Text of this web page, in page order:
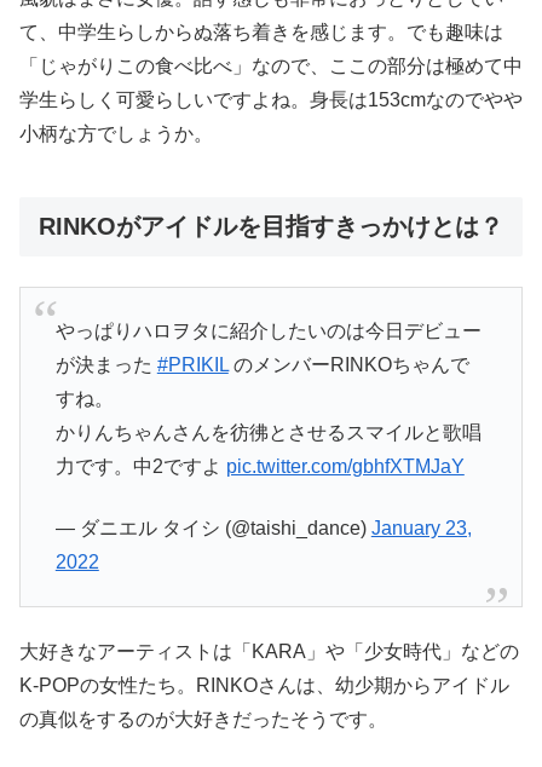
て、中学生らしからぬ落ち着きを感じます。でも趣味は
「じゃがりこの食べ比べ」なので、ここの部分は極めて中
学生らしく可愛らしいですよね。身長は153cmなのでやや
小柄な方でしょうか。
RINKOがアイドルを目指すきっかけとは？
やっぱりハロヲタに紹介したいのは今日デビュー
が決まった #PRIKILのメンバーRINKOちゃんで
すね。
かりんちゃんさんを彷彿とさせるスマイルと歌唱
力です。中2ですよ pic.twitter.com/gbhfXTMJaY
— ダニエル タイシ (@taishi_dance) January 23,
2022
大好きなアーティストは「KARA」や「少女時代」などの
K-POPの女性たち。RINKOさんは、幼少期からアイドル
の真似をするのが大好きだったそうです。